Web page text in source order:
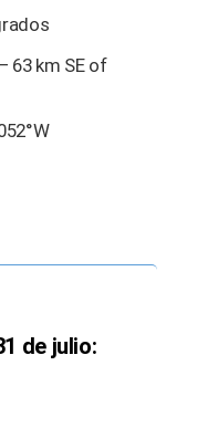
– 63 km SE of
de julio: